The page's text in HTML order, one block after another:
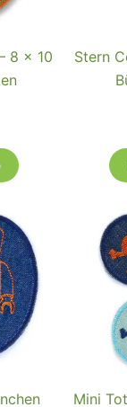
Produktseite
8 x 10
Stern
Mini